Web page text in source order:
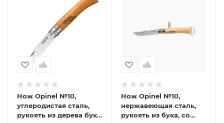
Нож Opinel №10,
углеродистая сталь,
рукоять из дерева бука,
Нож Opinel №10,
нержавеющая сталь,
рукоять из бука, со